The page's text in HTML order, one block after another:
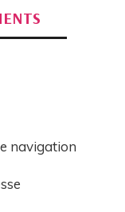
navigation